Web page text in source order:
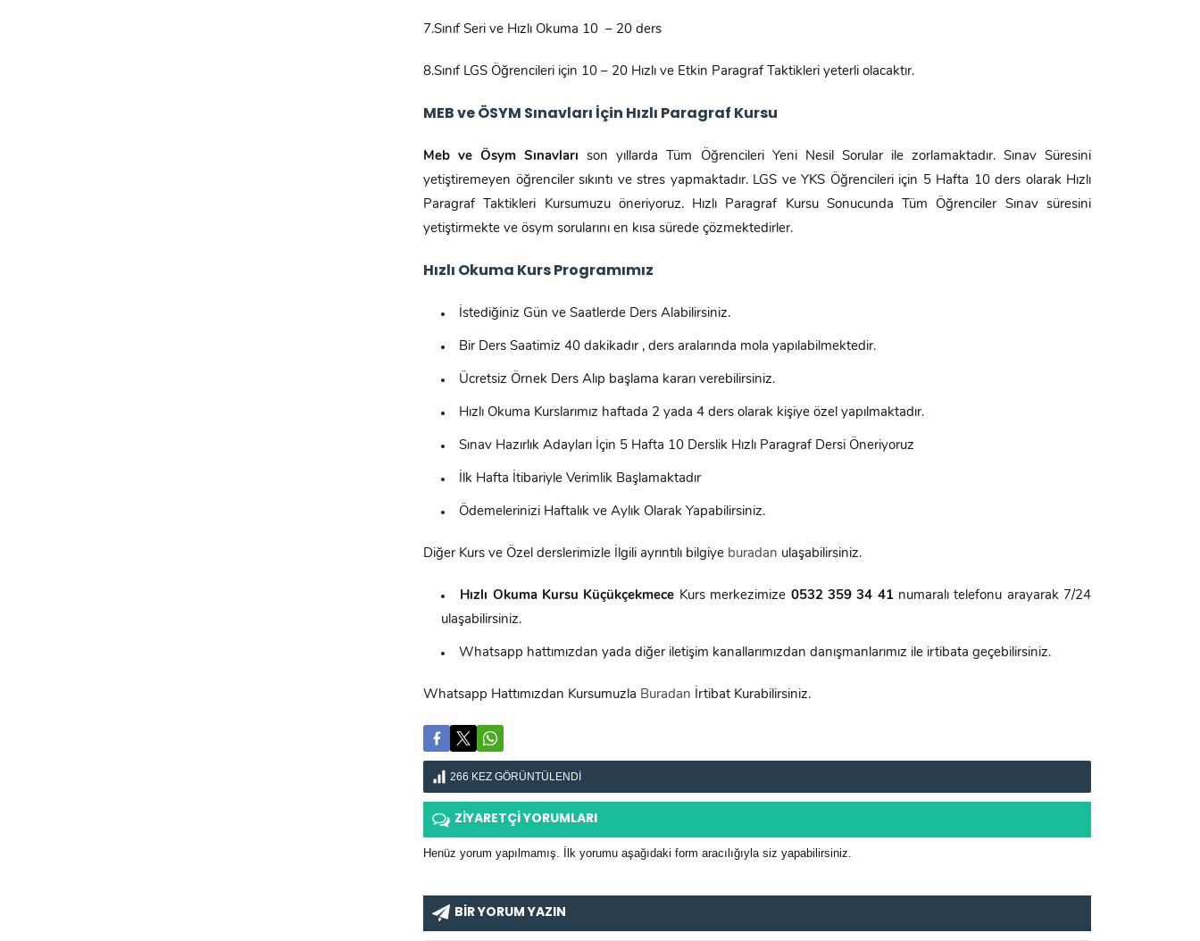
7.Sınıf Seri ve Hızlı Okuma 10 – 20 ders
8.Sınıf LGS Öğrencileri için 10 – 20 Hızlı ve Etkin Paragraf Taktikleri yeterli olacaktır.
MEB ve ÖSYM Sınavları İçin Hızlı Paragraf Kursu
Meb ve Ösym Sınavları son yıllarda Tüm Öğrencileri Yeni Nesil Sorular ile zorlamaktadır. Sınav Süresini
yetiştiremeyen öğrenciler sıkıntı ve stres yapmaktadır. LGS ve YKS Öğrencileri için 5 Hafta 10 ders olarak Hızlı
Paragraf Taktikleri Kursumuzu öneriyoruz. Hızlı Paragraf Kursu Sonucunda Tüm Öğrenciler Sınav süresini
yetiştirmekte ve ösym sorularını en kısa sürede çözmektedirler.
Hızlı Okuma Kurs Programımız
İstediğiniz Gün ve Saatlerde Ders Alabilirsiniz.
Bir Ders Saatimiz 40 dakikadır , ders aralarında mola yapılabilmektedir.
Ücretsiz Örnek Ders Alıp başlama kararı verebilirsiniz.
Hızlı Okuma Kurslarımız haftada 2 yada 4 ders olarak kişiye özel yapılmaktadır.
Sınav Hazırlık Adayları İçin 5 Hafta 10 Derslik Hızlı Paragraf Dersi Öneriyoruz
İlk Hafta İtibariyle Verimlik Başlamaktadır
Ödemelerinizi Haftalık ve Aylık Olarak Yapabilirsiniz.
Diğer Kurs ve Özel derslerimizle İlgili ayrıntılı bilgiye buradan ulaşabilirsiniz.
Hızlı Okuma Kursu Küçükçekmece Kurs merkezimize 0532 359 34 41numaralı telefonu arayarak 7/24
ulaşabilirsiniz.
Whatsapp hattımızdan yada diğer iletişim kanallarımızdan danışmanlarımız ile irtibata geçebilirsiniz.
Whatsapp Hattımızdan Kursumuzla Buradan İrtibat Kurabilirsiniz.
266 KEZ GÖRÜNTÜLENDI
ZİYARETÇİ YORUMLARI
Henüz yorum yapılmamış. İlk yorumu aşağıdaki form aracılığıyla siz yapabilirsiniz.
BİR YORUM YAZIN